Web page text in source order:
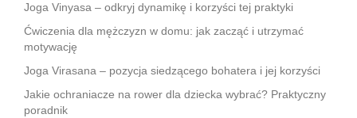
Joga Vinyasa – odkryj dynamikę i korzyści tej praktyki
Ćwiczenia dla mężczyzn w domu: jak zacząć i utrzymać
motywację
Joga Virasana – pozycja siedzącego bohatera i jej korzyści
Jakie ochraniacze na rower dla dziecka wybrać? Praktyczny
poradnik